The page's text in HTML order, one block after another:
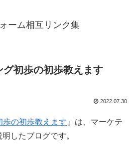
ーム相互リンク集
初歩の初歩教えます
2022.07.30
の初歩教えます 』は、マーケテ
したブログです。